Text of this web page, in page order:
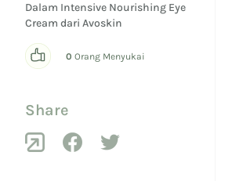
Dalam Intensive Nourishing Eye
Cream dari Avoskin
0 Orang Menyukai
Share